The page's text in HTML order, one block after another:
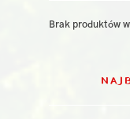
Brak produktów